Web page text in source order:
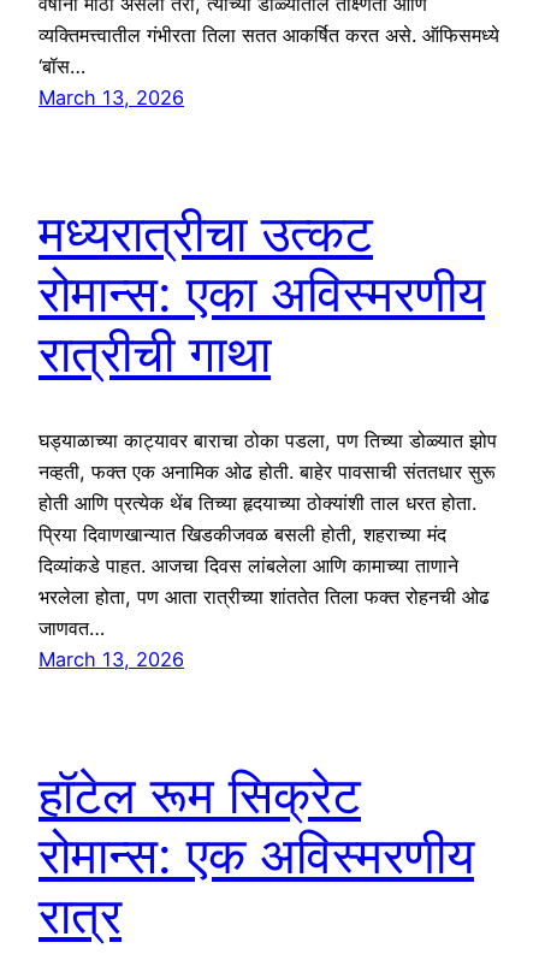
व्यक्तिमत्त्वातील गंभीरता तिला सतत आकर्षित करत असे. ऑफिसमध्ये
‘बॉस…
March 13, 2026
मध्यरात्रीचा उत्कट
रोमान्स: एका अविस्मरणीय
रात्रीची गाथा
घड्याळाच्या काट्यावर बाराचा ठोका पडला, पण तिच्या डोळ्यात झोप
नव्हती, फक्त एक अनामिक ओढ होती. बाहेर पावसाची संततधार सुरू
होती आणि प्रत्येक थेंब तिच्या हृदयाच्या ठोक्यांशी ताल धरत होता.
प्रिया दिवाणखान्यात खिडकीजवळ बसली होती, शहराच्या मंद
दिव्यांकडे पाहत. आजचा दिवस लांबलेला आणि कामाच्या ताणाने
भरलेला होता, पण आता रात्रीच्या शांततेत तिला फक्त रोहनची ओढ
जाणवत…
March 13, 2026
हॉटेल रूम सिक्रेट
रोमान्स: एक अविस्मरणीय
रात्र